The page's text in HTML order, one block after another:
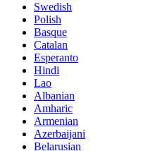
Swedish
Polish
Basque
Catalan
Esperanto
Hindi
Lao
Albanian
Amharic
Armenian
Azerbaijani
Belarusian